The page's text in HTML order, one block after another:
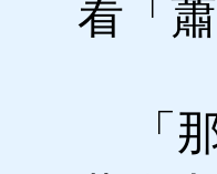
看「
「那